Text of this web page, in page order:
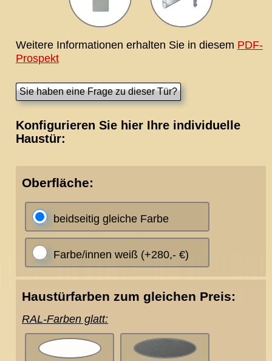
Weitere Informationen erhalten Sie in diesem PDF-
Prospekt
Konfigurieren Sie hier Ihre individuelle
Haustür:
Oberfläche:
beidseitig gleiche Farbe
Farbe/innen weiß (+280,- €)
Haustürfarben zum gleichen Preis:
RAL-Farben glatt: